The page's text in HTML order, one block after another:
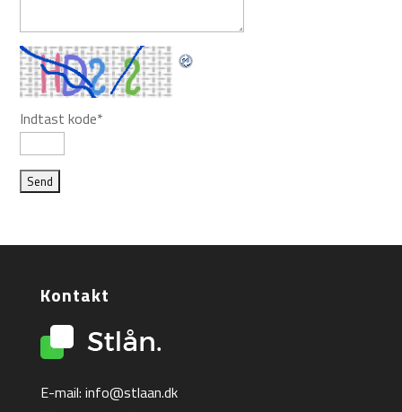
Indtast kode*
Kontakt
E-mail: info@stlaan.dk